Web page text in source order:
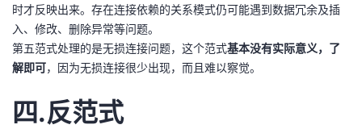
时才反映出来。存在连接依赖的关系模式仍可能遇到数据冗余及插
入、修改、删除异常等问题。
第五范式处理的是无损连接问题，这个范式基本没有实际意义，了
解即可，因为无损连接很少出现，而且难以察觉。
四.反范式